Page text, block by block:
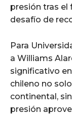
presión tras el
desafío de
Para
a Williams
significativo
chileno no
continental,
presión